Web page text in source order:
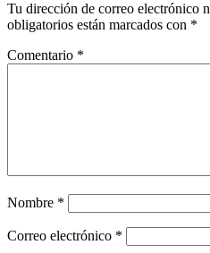
Tu dirección de correo electrónico
obligatorios están marcados con *
Comentario *
Nombre *
Correo electrónico *